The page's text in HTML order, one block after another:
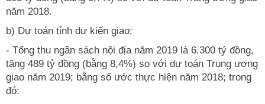
năm 2018.
b) Dự toán tỉnh dự kiến giao:
- Tổng thu ngân sách nội địa năm 2019 là 6.300 tỷ đồng,
tăng 489 tỷ đồng (bằng 8,4%) so với dự toán Trung ương
giao năm 2019; bằng số ước thực hiện năm 2018; trong
đó: